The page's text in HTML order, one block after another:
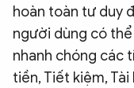
hoàn toàn tư duy
người dùng có
nhanh chóng các
tiền, Tiết kiệm,